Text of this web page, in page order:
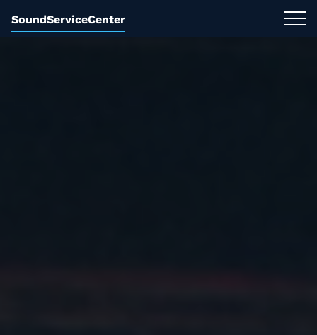
SoundServiceCenter